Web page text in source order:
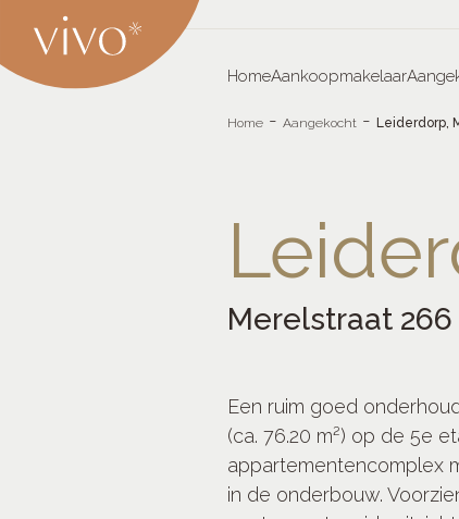
content
HomeAankoopmakelaar
Home - Aangekocht - Leiderdorp,
Merelstraat 266
Een ruim goed
(ca. 76.20 m²) op de 5e
appartementencomplex
in de onderbouw.